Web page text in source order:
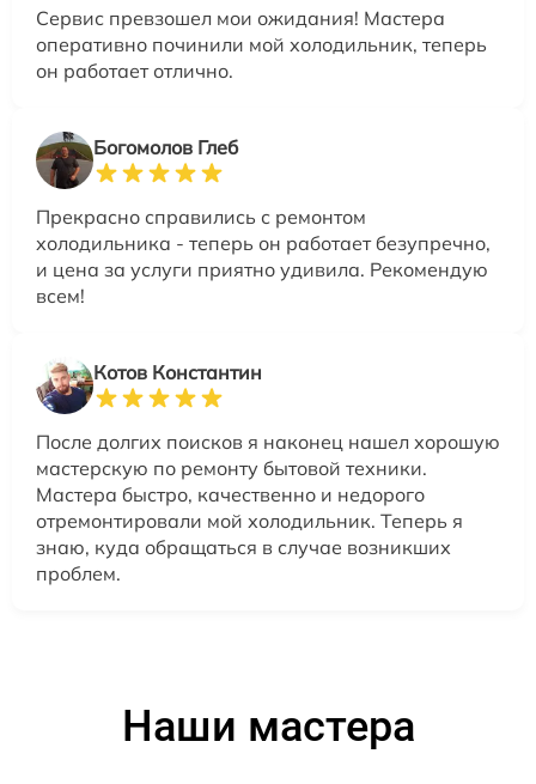
Сервис превзошел мои ожидания! Мастера
оперативно починили мой холодильник, теперь
он работает отлично.
Богомолов Глеб
Прекрасно справились с ремонтом
холодильника - теперь он работает безупречно,
и цена за услуги приятно удивила. Рекомендую
всем!
Котов Константин
После долгих поисков я наконец нашел хорошую
мастерскую по ремонту бытовой техники.
Мастера быстро, качественно и недорого
отремонтировали мой холодильник. Теперь я
знаю, куда обращаться в случае возникших
проблем.
Наши мастера